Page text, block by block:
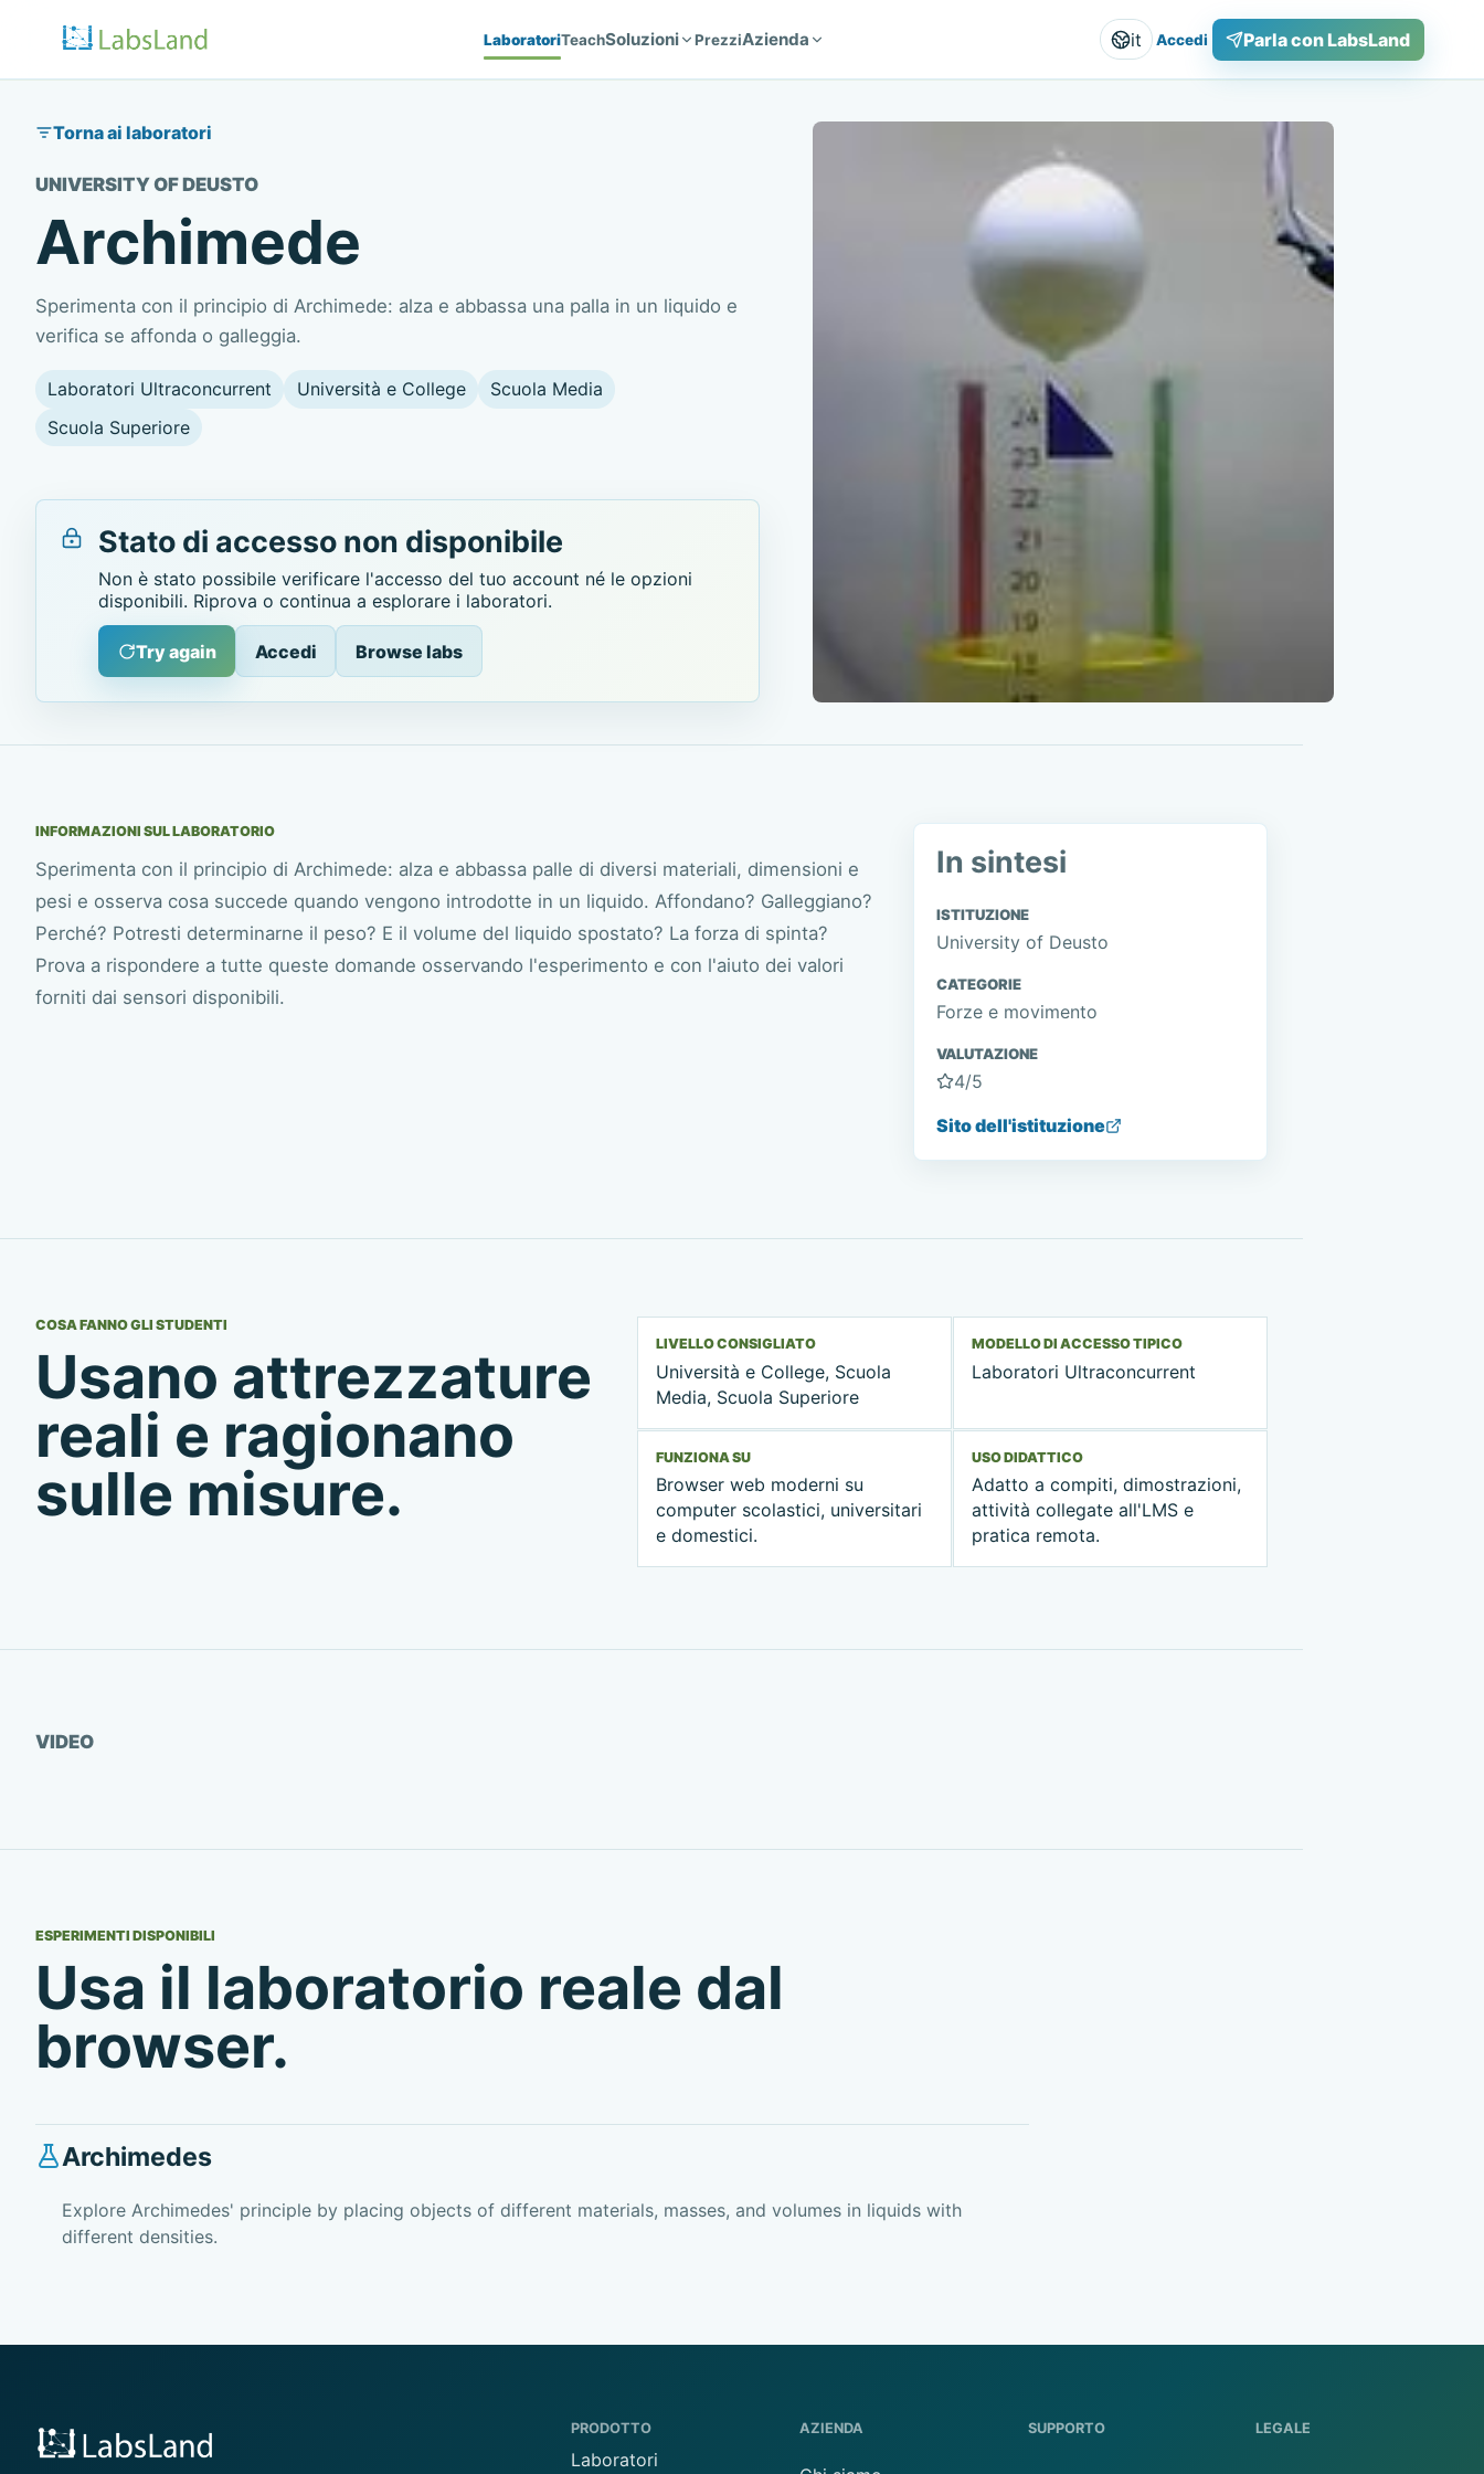
LaboratoriTeachSoluzioni PrezziAzienda it Accedi Parla con LabsLand
Torna ai laboratori
UNIVERSITY OF DEUSTO
Archimede
Sperimenta con il principio di Archimede: alza e abbassa una palla in un liquido e
verifica se affonda o galleggia.
Laboratori Ultraconcurrent Università e College
Scuola Media
Scuola Superiore
Stato di accesso non disponibile
Non è stato possibile verificare l'accesso del tuo account né le opzioni
disponibili. Riprova o continua a esplorare i laboratori.
Try again Accedi Browse labs
INFORMAZIONI SUL LABORATORIO
Sperimenta con il principio di Archimede: alza e abbassa palle di diversi materiali, dimensioni e
pesi e osserva cosa succede quando vengono introdotte in un liquido. Affondano? Galleggiano?
Perché? Potresti determinarne il peso? E il volume del liquido spostato? La forza di spinta?
Prova a rispondere a tutte queste domande osservando l'esperimento e con l'aiuto dei valori
forniti dai sensori disponibili.
In sintesi
ISTITUZIONE
University of Deusto
CATEGORIE
Forze e movimento
VALUTAZIONE
4/5
Sito dell'istituzione
COSA FANNO GLI STUDENTI
Usano attrezzature
reali e ragionano
sulle misure.
LIVELLO CONSIGLIATO
Università e College, Scuola
Media, Scuola Superiore
MODELLO DI ACCESSO TIPICO
Laboratori Ultraconcurrent
FUNZIONA SU
Browser web moderni su
computer scolastici, universitari
e domestici.
USO DIDATTICO
Adatto a compiti, dimostrazioni,
attività collegate all'LMS e
pratica remota.
VIDEOGuarda video
ESPERIMENTI DISPONIBILI
Usa il laboratorio reale dal
browser.
Archimedes
Explore Archimedes' principle by placing objects of different materials, masses, and volumes in liquids with
different densities.
PRODOTTO
Laboratori
AZIENDA SUPPORTO LEGALE